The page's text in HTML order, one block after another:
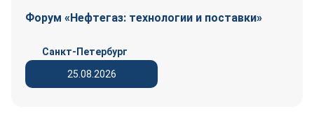
Форум «Нефтегаз: технологии и поставки»
25.08.2026
Санкт-Петербург